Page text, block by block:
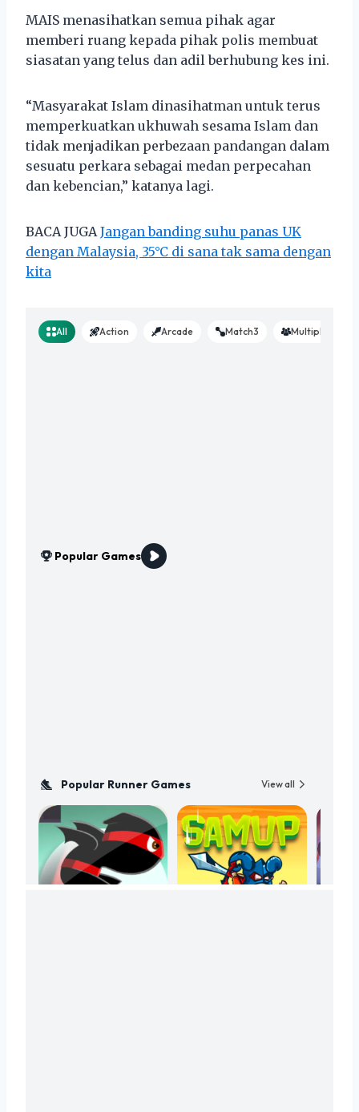
MAIS menasihatkan semua pihak agar
memberi ruang kepada pihak polis membuat
siasatan yang telus dan adil berhubung kes ini.
“Masyarakat Islam dinasihatman untuk terus
memperkuatkan ukhuwah sesama Islam dan
tidak menjadikan perbezaan pandangan dalam
sesuatu perkara sebagai medan perpecahan
dan kebencian,” katanya lagi.
BACA JUGA Jangan banding suhu panas UK
dengan Malaysia, 35°C di sana tak sama dengan
kita